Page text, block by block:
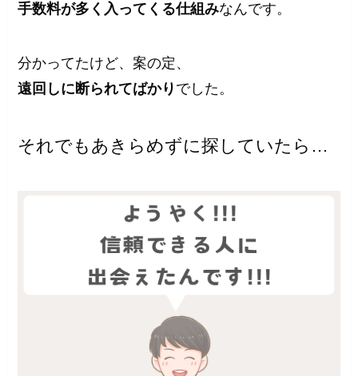
手数料が多く入ってくる仕組みなんです。
分かってたけど、案の定、
遠回しに断られてばかり でした。
それでもあきらめずに探していたら…